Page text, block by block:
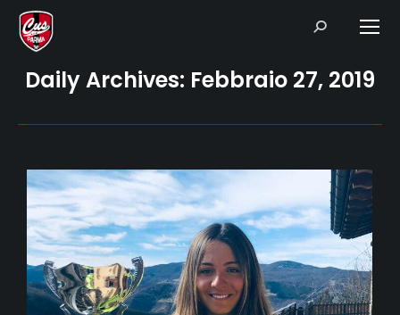
Search:
Daily Archives: Febbraio 27, 2019